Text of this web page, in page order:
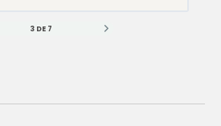
3 DE 7